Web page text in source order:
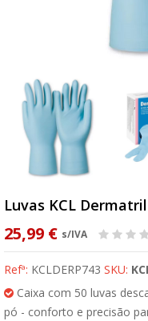
Luvas KCL
25,99 € s/IVA
Refª: KCLDERP743 SKU:
Caixa com 50 luvas
pó - conforto e precisão